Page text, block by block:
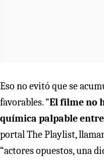
Eso no evitó que se
favorables. “El filme no
química palpable
portal The Playlist,
“actores opuestos, una